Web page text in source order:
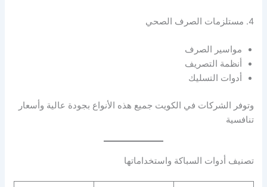
4. مستلزمات الصرف الصحي
مواسير الصرف
أنظمة التصريف
أدوات التسليك
وتوفر الشركات في الكويت جميع هذه الأنواع بجودة عالية وأسعار
تنافسية
تصنيف أدوات السباكة واستخداماتها